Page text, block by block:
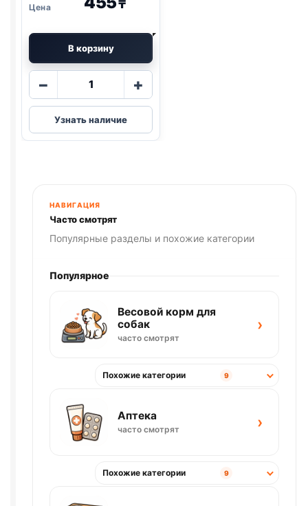
₸
В корзину
−
Количество
Blitz
(СТЕРИЛ.,
ИНДЕЙКА,
+
Узнать наличие
НАВИГАЦИЯ
Часто смотрят
Популярные разделы и похожие категории
Популярное
Весовой корм для
собак
часто смотрят
›
Похожие категории 9
Аптека
часто смотрят ›
Похожие категории 9